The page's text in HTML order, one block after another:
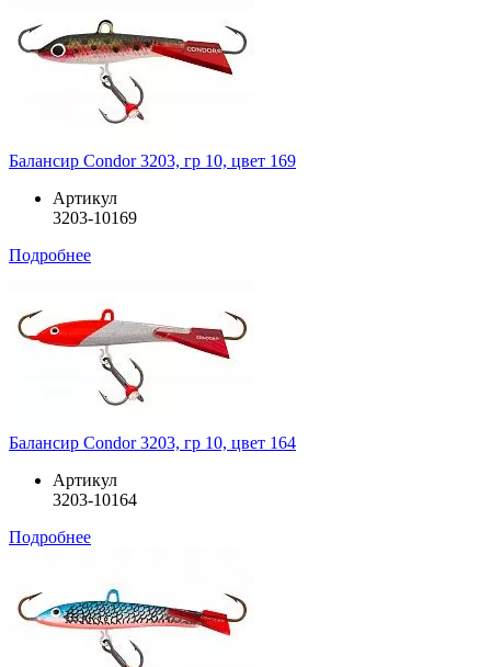
Балансир Condor 3203, гр 10, цвет 169
Артикул
3203-10169
Подробнее
Балансир Condor 3203, гр 10, цвет 164
Артикул
3203-10164
Подробнее